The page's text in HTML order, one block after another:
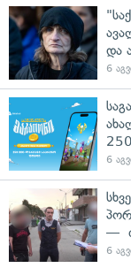
და
6
6
—
6